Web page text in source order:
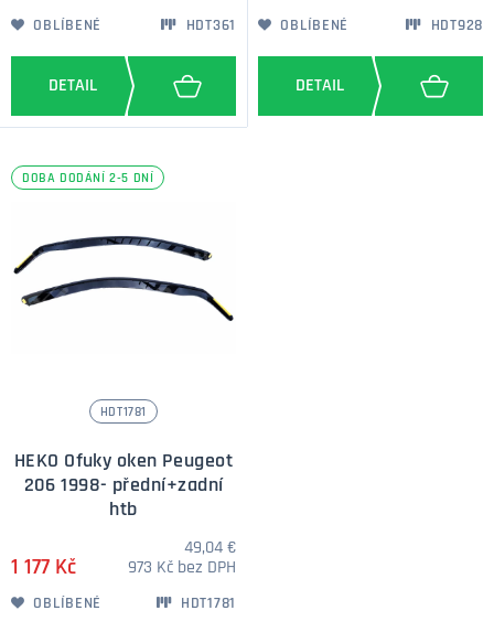
OBLÍBENÉ HDT361 OBLÍBENÉ HDT928
DOBA DODÁNÍ 2-5 DNÍ
HDT1781
HEKO Ofuky oken Peugeot
206 1998- přední+zadní
htb
1 177 Kč
49,04 €
973 Kč bez DPH
OBLÍBENÉ HDT1781